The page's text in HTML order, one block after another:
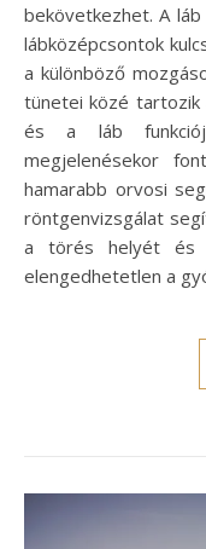
bekövetkezhet. A
lábközépcsontok
a különböző
tünetei közé tartozik
és a láb
megjelenésekor
hamarabb orvosi
röntgenvizsgálat
a törés helyét és
elengedhetetlen a